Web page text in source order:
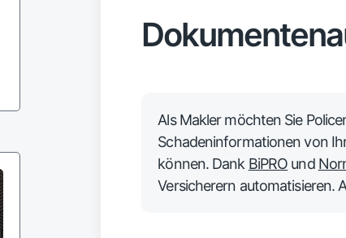
Als Makler möchten Sie
Schadeninformationen von
können. Dank BiPRO und
Versicherern automatisieren.